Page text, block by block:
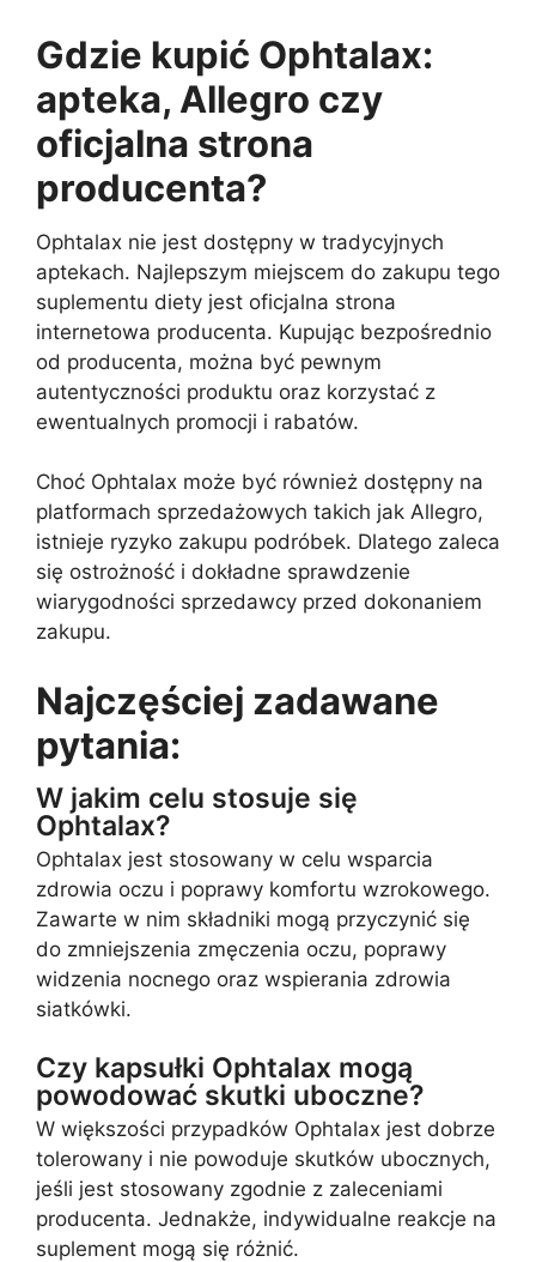
Gdzie kupić Ophtalax:
apteka, Allegro czy
oficjalna strona
producenta?
Ophtalax nie jest dostępny w tradycyjnych
aptekach. Najlepszym miejscem do zakupu tego
suplementu diety jest oficjalna strona
internetowa producenta. Kupując bezpośrednio
od producenta, można być pewnym
autentyczności produktu oraz korzystać z
ewentualnych promocji i rabatów.
Choć Ophtalax może być również dostępny na
platformach sprzedażowych takich jak Allegro,
istnieje ryzyko zakupu podróbek. Dlatego zaleca
się ostrożność i dokładne sprawdzenie
wiarygodności sprzedawcy przed dokonaniem
zakupu.
Najczęściej zadawane
pytania:
W jakim celu stosuje się
Ophtalax?
Ophtalax jest stosowany w celu wsparcia
zdrowia oczu i poprawy komfortu wzrokowego.
Zawarte w nim składniki mogą przyczynić się
do zmniejszenia zmęczenia oczu, poprawy
widzenia nocnego oraz wspierania zdrowia
siatkówki.
Czy kapsułki Ophtalax mogą
powodować skutki uboczne?
W większości przypadków Ophtalax jest dobrze
tolerowany i nie powoduje skutków ubocznych,
jeśli jest stosowany zgodnie z zaleceniami
producenta. Jednakże, indywidualne reakcje na
suplement mogą się różnić.